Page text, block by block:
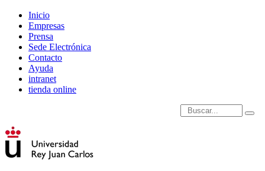
Inicio
Empresas
Prensa
Sede Electrónica
Contacto
Ayuda
intranet
tienda online
Introduce términos de